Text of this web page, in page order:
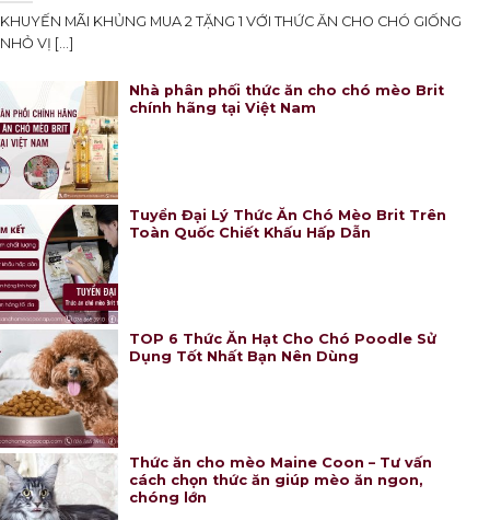
KHUYẾN MÃI KHỦNG MUA 2 TẶNG 1 VỚI THỨC ĂN CHO CHÓ GIỐNG
NHỎ VỊ [...]
Nhà phân phối thức ăn cho chó mèo Brit
chính hãng tại Việt Nam
Tuyển Đại Lý Thức Ăn Chó Mèo Brit Trên
Toàn Quốc Chiết Khấu Hấp Dẫn
TOP 6 Thức Ăn Hạt Cho Chó Poodle Sử
Dụng Tốt Nhất Bạn Nên Dùng
Thức ăn cho mèo Maine Coon – Tư vấn
cách chọn thức ăn giúp mèo ăn ngon,
chóng lớn